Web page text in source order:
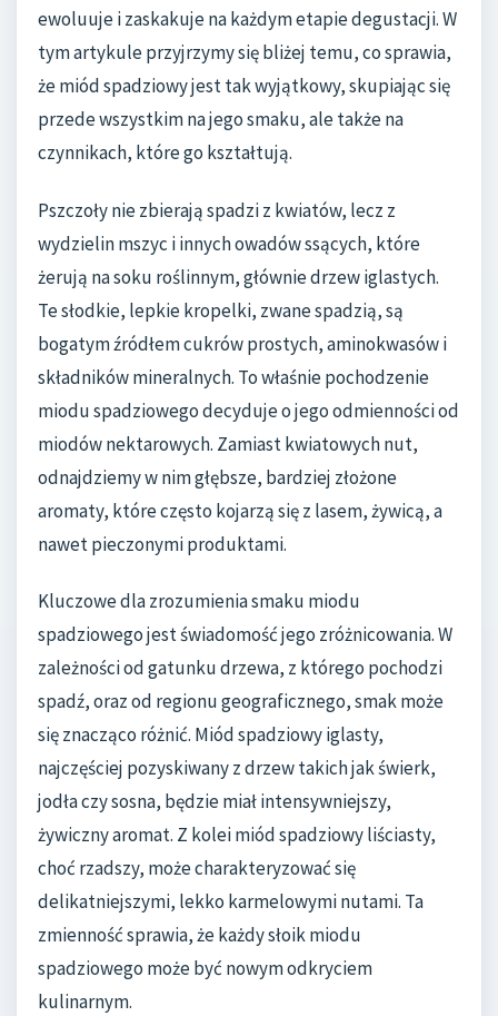
ewoluuje i zaskakuje na każdym etapie degustacji. W
tym artykule przyjrzymy się bliżej temu, co sprawia,
że miód spadziowy jest tak wyjątkowy, skupiając się
przede wszystkim na jego smaku, ale także na
czynnikach, które go kształtują.
Pszczoły nie zbierają spadzi z kwiatów, lecz z
wydzielin mszyc i innych owadów ssących, które
żerują na soku roślinnym, głównie drzew iglastych.
Te słodkie, lepkie kropelki, zwane spadzią, są
bogatym źródłem cukrów prostych, aminokwasów i
składników mineralnych. To właśnie pochodzenie
miodu spadziowego decyduje o jego odmienności od
miodów nektarowych. Zamiast kwiatowych nut,
odnajdziemy w nim głębsze, bardziej złożone
aromaty, które często kojarzą się z lasem, żywicą, a
nawet pieczonymi produktami.
Kluczowe dla zrozumienia smaku miodu
spadziowego jest świadomość jego zróżnicowania. W
zależności od gatunku drzewa, z którego pochodzi
spadź, oraz od regionu geograficznego, smak może
się znacząco różnić. Miód spadziowy iglasty,
najczęściej pozyskiwany z drzew takich jak świerk,
jodła czy sosna, będzie miał intensywniejszy,
żywiczny aromat. Z kolei miód spadziowy liściasty,
choć rzadszy, może charakteryzować się
delikatniejszymi, lekko karmelowymi nutami. Ta
zmienność sprawia, że każdy słoik miodu
spadziowego może być nowym odkryciem
kulinarnym.